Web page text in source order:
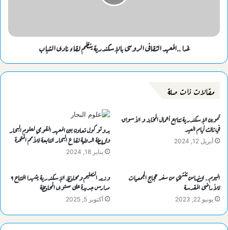
غدا ..المعهد الثقافى الروسى بالإسكندرية ينظم لقاء نادى الشباب
مقالات ذات صلة
تموين الإسكندرية تتابع أعمال المخابز و الأسواق
في ثالث أيام العيد
أبريل 12, 2024
بروتوكول تعاون بين المعهد القومي لعلوم البحار
والسلطة الدولية لقاع البحار التابعة للأمم المتحدة
يناير 18, 2024
اليوم.. التضامن تنتهي من سفر حجاج الجمعيات
للأراضى المقدسة
يونيو 22, 2023
وزير التعليم ومحافظ الإسكندرية يشهدا افتتاح ٩
مدارس جديدة على مستوى المحافظة
أكتوبر 5, 2025